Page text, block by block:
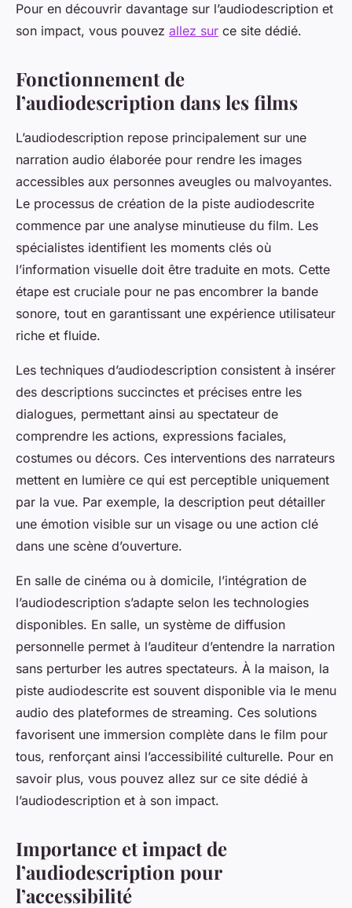
Pour en découvrir davantage sur l’audiodescription et
son impact, vous pouvez allez sur ce site dédié.
Fonctionnement de
l’audiodescription dans les films
L’audiodescription repose principalement sur une
narration audio élaborée pour rendre les images
accessibles aux personnes aveugles ou malvoyantes.
Le processus de création de la piste audiodescrite
commence par une analyse minutieuse du film. Les
spécialistes identifient les moments clés où
l’information visuelle doit être traduite en mots. Cette
étape est cruciale pour ne pas encombrer la bande
sonore, tout en garantissant une expérience utilisateur
riche et fluide.
Les techniques d’audiodescription consistent à insérer
des descriptions succinctes et précises entre les
dialogues, permettant ainsi au spectateur de
comprendre les actions, expressions faciales,
costumes ou décors. Ces interventions des narrateurs
mettent en lumière ce qui est perceptible uniquement
par la vue. Par exemple, la description peut détailler
une émotion visible sur un visage ou une action clé
dans une scène d’ouverture.
En salle de cinéma ou à domicile, l’intégration de
l’audiodescription s’adapte selon les technologies
disponibles. En salle, un système de diffusion
personnelle permet à l’auditeur d’entendre la narration
sans perturber les autres spectateurs. À la maison, la
piste audiodescrite est souvent disponible via le menu
audio des plateformes de streaming. Ces solutions
favorisent une immersion complète dans le film pour
tous, renforçant ainsi l’accessibilité culturelle. Pour en
savoir plus, vous pouvez allez sur ce site dédié à
l’audiodescription et à son impact.
Importance et impact de
l’audiodescription pour
l’accessibilité